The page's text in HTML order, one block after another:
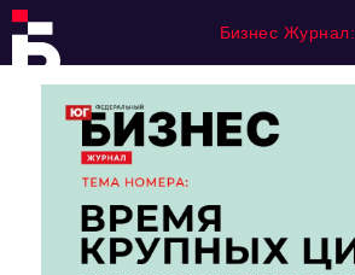
Бизнес Журнал:
Франчайзинг
Номера журнала